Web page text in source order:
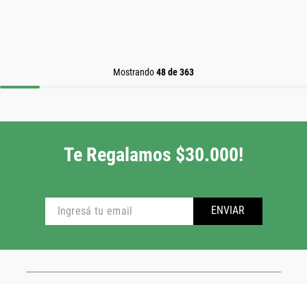
Mostrando48 de 363
Te Regalamos $30.000!
ENVIAR